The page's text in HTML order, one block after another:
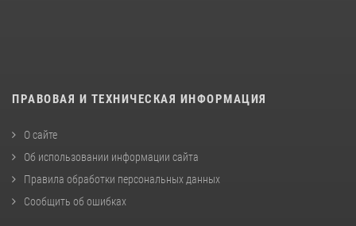
ПРАВОВАЯ И ТЕХНИЧЕСКАЯ ИНФОРМАЦИЯ
О сайте
Об использовании информации сайта
Правила обработки персональных данных
Сообщить об ошибках